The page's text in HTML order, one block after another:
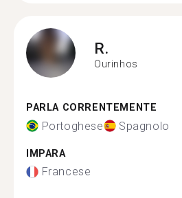
R.
Ourinhos
PARLA CORRENTEMENTE
Portoghese Spagnolo
IMPARA
Francese